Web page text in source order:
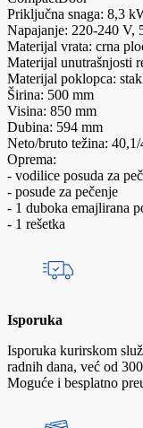
Priključna snaga: 8,3
Napajanje: 220-240 V,
Materijal vrata: crna
Materijal unutrašnjosti
Materijal poklopca:
Širina: 500 mm
Visina: 850 mm
Dubina: 594 mm
Neto/bruto težina:
Oprema:
- vodilice posuda za
- posude za pečenje
- 1 duboka emajlirana
- 1 rešetka
Isporuka
Isporuka kurirskom
radnih dana, već od
Moguće i besplatno